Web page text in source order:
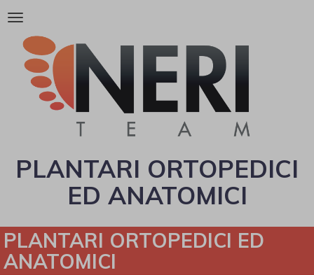
Attiva/disattiva
navigazione
PLANTARI ORTOPEDICI
ED ANATOMICI
PLANTARI ORTOPEDICI ED
ANATOMICI